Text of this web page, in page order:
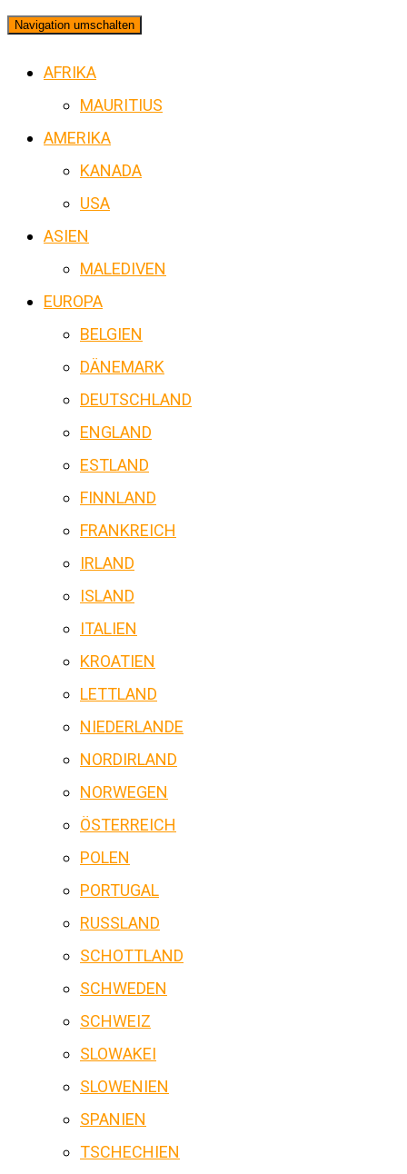
Navigation umschalten
AFRIKA
MAURITIUS
AMERIKA
KANADA
USA
ASIEN
MALEDIVEN
EUROPA
BELGIEN
DÄNEMARK
DEUTSCHLAND
ENGLAND
ESTLAND
FINNLAND
FRANKREICH
IRLAND
ISLAND
ITALIEN
KROATIEN
LETTLAND
NIEDERLANDE
NORDIRLAND
NORWEGEN
ÖSTERREICH
POLEN
PORTUGAL
RUSSLAND
SCHOTTLAND
SCHWEDEN
SCHWEIZ
SLOWAKEI
SLOWENIEN
SPANIEN
TSCHECHIEN